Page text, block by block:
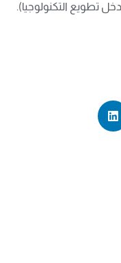
تطويع التكنولوجيا).